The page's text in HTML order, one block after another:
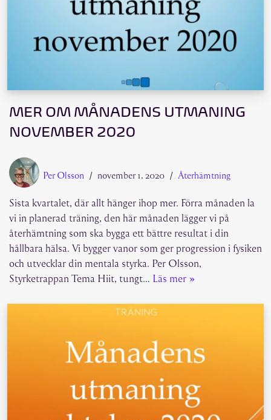
MER OM MÅNADENS UTMANING
NOVEMBER 2020
Per Olsson november 1, 2020 Återhämtning
Sista kvartalet, där allt hänger ihop mer. Förra månaden la
vi in planerad träning, den här månaden lägger vi på
återhämtning som ska bygga ett bättre resultat i din
hållbara hälsa. Vi bygger vanor som ger progression i fysiken
och utvecklar din mentala styrka. Per Olsson,
Styrketrappan Tema Hiit, tungt… Läs mer »